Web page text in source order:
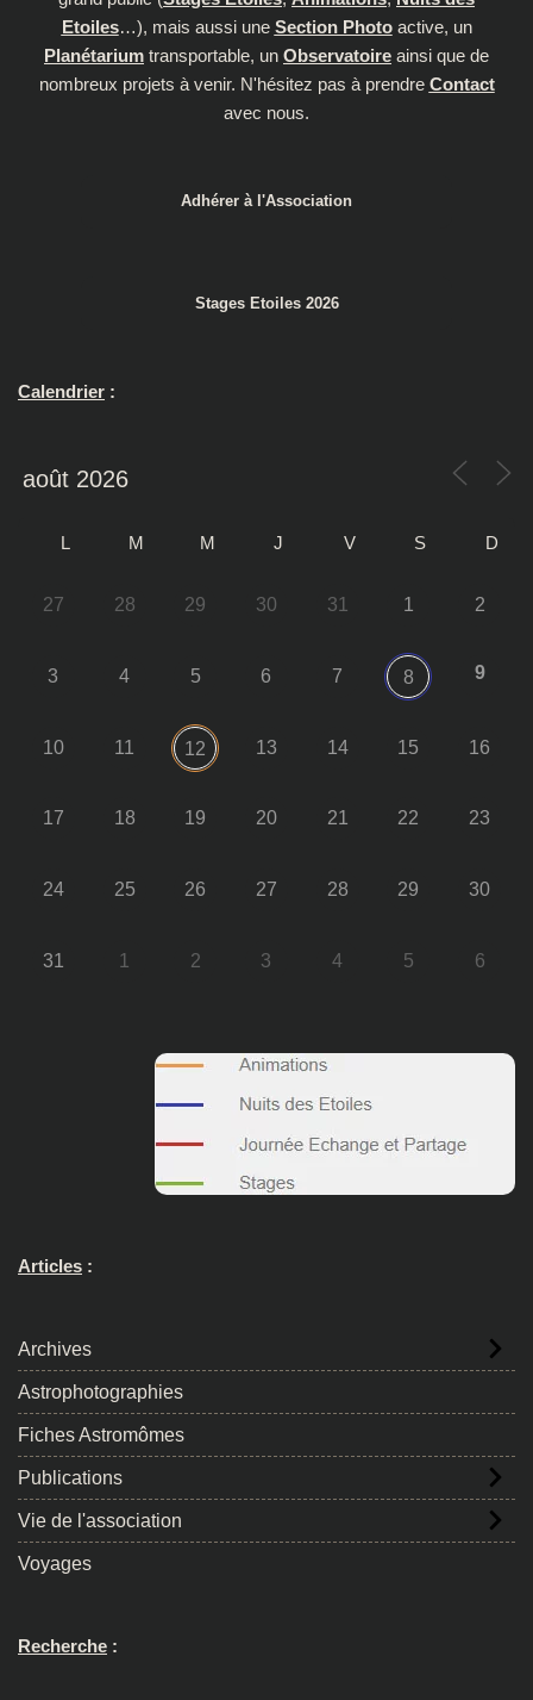
Etoiles…), mais aussi une Section Photoactive, un
Planétarium transportable, un Observatoire ainsi que de
nombreux projets à venir. N'hésitez pas à prendre Contact
avec nous.
Adhérer à l'Association
Stages Etoiles 2026
Calendrier :
L M M J V S D
27 28 29 30 31 1 2
3 4 5 6 7 8 9
10 11 12 13 14 15 16
17 18 19 20 21 22 23
24 25 26 27 28 29 30
31 1 2 3 4 5 6
Articles :
Archives
Astrophotographies
Fiches Astromômes
Publications
Vie de l'association
Voyages
Recherche :